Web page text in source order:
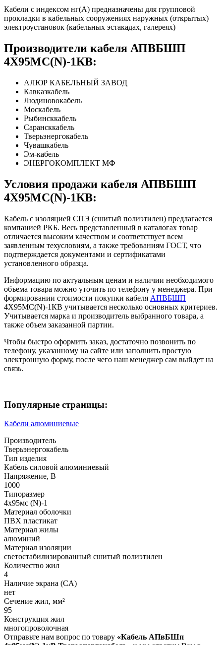
Кабели с индексом нг(А) предназначены для групповой
прокладки в кабельных сооружениях наружных (открытых)
электроустановок (кабельных эстакадах, галереях)
Производители кабеля АПВБШП
4Х95МС(N)-1КВ:
АЛЮР КАБЕЛЬНЫЙ ЗАВОД
Кавказкабель
Людиновокабель
Москабель
Рыбинсккабель
Сарансккабель
Тверьэнергокабель
Чувашкабель
Эм-кабель
ЭНЕРГОКОМПЛЕКТ МФ
Условия продажи кабеля АПВБШП
4Х95МС(N)-1КВ:
Кабель с изоляцией СПЭ (сшитый полиэтилен) предлагается
компанией РКБ. Весь представленный в каталогах товар
отличается высоким качеством и соответствует всем
заявленным техусловиям, а также требованиям ГОСТ, что
подтверждается документами и сертификатами
установленного образца.
Информацию по актуальным ценам и наличии необходимого
объема товара можно уточить по телефону у менеджера. При
формировании стоимости покупки кабеля АПВБШП
4Х95МС(N)-1КВ учитывается несколько основных критериев.
Учитывается марка и производитель выбранного товара, а
также объем заказанной партии.
Чтобы быстро оформить заказ, достаточно позвонить по
телефону, указанному на сайте или заполнить простую
электронную форму, после чего наш менеджер сам выйдет на
связь.
Популярные страницы:
Кабели алюминиевые
Производитель
Тверьэнергокабель
Тип изделия
Кабель силовой алюминиевый
Напряжение, В
1000
Типоразмер
4х95мс (N)-1
Материал оболочки
ПВХ пластикат
Материал жилы
алюминий
Материал изоляции
светостабилизированный сшитый полиэтилен
Количество жил
4
Наличие экрана (CA)
нет
Сечение жил, мм²
95
Конструкция жил
многопроволочная
Отправьте нам вопрос по товару «Кабель АПвБШп